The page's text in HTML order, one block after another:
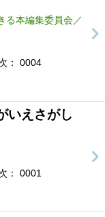
る本編集委員会／
： 0004
いえさがし
： 0001